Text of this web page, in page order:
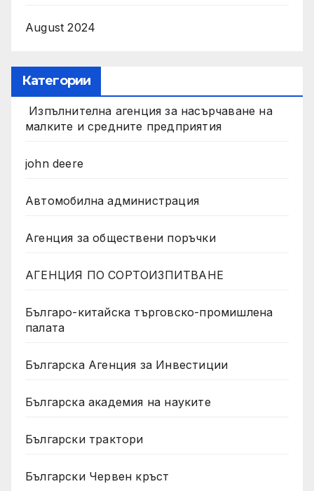
August 2024
Категории
Изпълнителна агенция за насърчаване на
малките и средните предприятия
john deere
Автомобилна администрация
Агенция за обществени поръчки
АГЕНЦИЯ ПО СОРТОИЗПИТВАНЕ
Българо-китайска търговско-промишлена
палата
Българска Агенция за Инвестиции
Българска академия на науките
Български трактори
Български Червен кръст